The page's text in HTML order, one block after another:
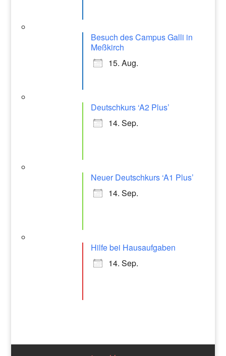
Besuch des Campus Galli in
Meßkirch
15. Aug.
Deutschkurs ‘A2 Plus’
14. Sep.
Neuer Deutschkurs ‘A1 Plus’
14. Sep.
Hilfe bei Hausaufgaben
14. Sep.